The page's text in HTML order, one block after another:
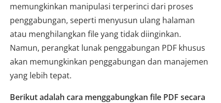
memungkinkan manipulasi terperinci dari proses
penggabungan, seperti menyusun ulang halaman
atau menghilangkan file yang tidak diinginkan.
Namun, perangkat lunak penggabungan PDF khusus
akan memungkinkan penggabungan dan manajemen
yang lebih tepat.
Berikut adalah cara menggabungkan file PDF secara